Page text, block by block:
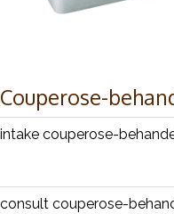
Couperose-
intake couperose-
consult couperose-